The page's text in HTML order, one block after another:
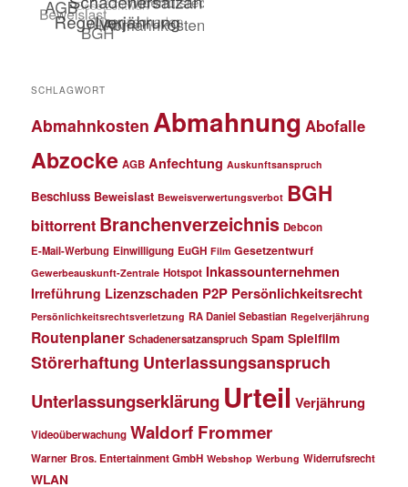
SCHLAGWORT
Abmahnkosten Abmahnung Abofalle
Abzocke AGB Anfechtung Auskunftsanspruch
Beschluss Beweislast Beweisverwertungsverbot BGH
bittorrent Branchenverzeichnis Debcon
E-Mail-Werbung Einwilligung EuGH Film Gesetzentwurf
Gewerbeauskunft-Zentrale Hotspot Inkassounternehmen
Irreführung Lizenzschaden P2P Persönlichkeitsrecht
Persönlichkeitsrechtsverletzung RA Daniel Sebastian Regelverjährung
Routenplaner Schadenersatzanspruch Spam Spielfilm
Störerhaftung Unterlassungsanspruch
Unterlassungserklärung Urteil Verjährung
Videoüberwachung Waldorf Frommer
Warner Bros. Entertainment GmbH Webshop Werbung Widerrufsrecht
WLAN